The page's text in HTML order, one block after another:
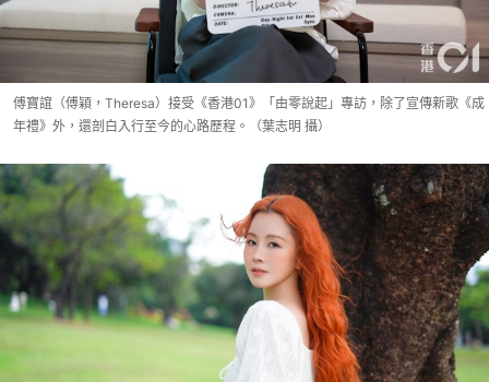
傅寶誼（傅穎，Theresa）接受《香港01》「由零說起」專訪，除了宣傳新歌《成
年禮》外，還剖白入行至今的心路歷程。（葉志明 攝）